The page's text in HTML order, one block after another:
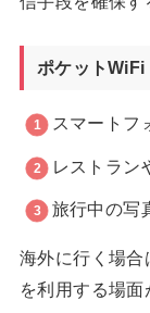
ポケットWiFi
スマートフ
レストラン
旅行中の写
海外に行く場合
を利用する場面